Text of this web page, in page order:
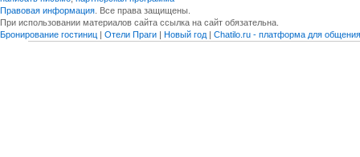
Правовая информация . Все права защищены.
При использовании материалов сайта ссылка на сайт обязательна.
Бронирование гостиниц | Отели Праги | Новый год | Chatilo.ru - платформа для